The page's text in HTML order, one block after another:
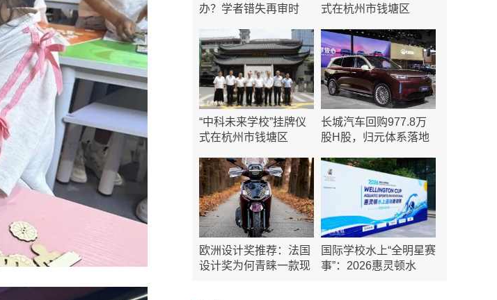
办？学者错失再审时
式在杭州市钱塘区
“中科未来学校”挂牌仪
式在杭州市钱塘区
长城汽车回购977.8万
股H股，归元体系落地
欧洲设计奖推荐：法国
设计奖为何青睐一款现
国际学校水上“全明星赛
事”：2026惠灵顿水